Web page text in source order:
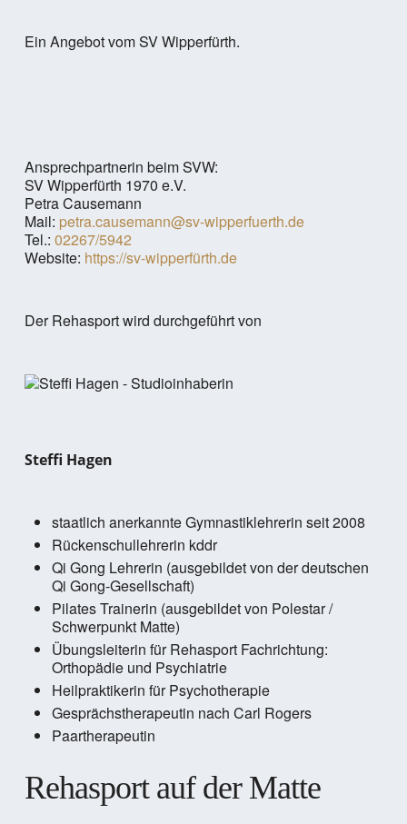
Ein Angebot vom SV Wipperfürth.
Ansprechpartnerin beim SVW:
SV Wipperfürth 1970 e.V.
Petra Causemann
Mail: petra.causemann@sv-wipperfuerth.de
Tel.: 02267/5942
Website: https://sv-wipperfürth.de
Der Rehasport wird durchgeführt von
Steffi Hagen
staatlich anerkannte Gymnastiklehrerin seit 2008
Rückenschullehrerin kddr
Qi Gong Lehrerin (ausgebildet von der deutschen
Qi Gong-Gesellschaft)
Pilates Trainerin (ausgebildet von Polestar /
Schwerpunkt Matte)
Übungsleiterin für Rehasport Fachrichtung:
Orthopädie und Psychiatrie
Heilpraktikerin für Psychotherapie
Gesprächstherapeutin nach Carl Rogers
Paartherapeutin
Rehasport auf der Matte